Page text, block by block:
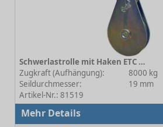
Schwerlastrolle mit Haken ETC 8-209E19 - Rollen-Ø 177 mm
Zugkraft (Aufhängung):
8000 kg
Seildurchmesser:
19 mm
Artikel-Nr.: 81519
Mehr Details